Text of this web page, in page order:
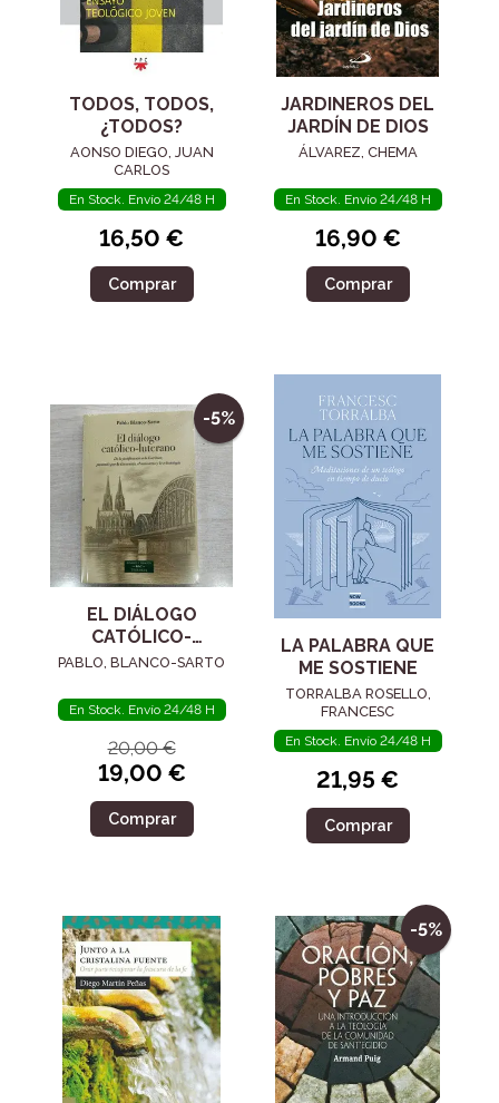
TODOS, TODOS,
¿TODOS?
AONSO DIEGO, JUAN
CARLOS
En Stock. Envío 24/48 H
16,50 €
Comprar
JARDINEROS DEL
JARDÍN DE DIOS
ÁLVAREZ, CHEMA
En Stock. Envío 24/48 H
16,90 €
Comprar
-5%
EL DIÁLOGO
CATÓLICO-
LUTERANO
PABLO, BLANCO-SARTO
En Stock. Envío 24/48 H
20,00 €
19,00 €
Comprar
LA PALABRA QUE
ME SOSTIENE
TORRALBA ROSELLO,
FRANCESC
En Stock. Envío 24/48 H
21,95 €
Comprar
-5%